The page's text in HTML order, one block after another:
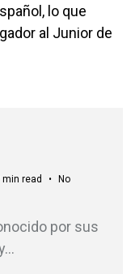
lo que
al Junior de
min read
No
por sus
…